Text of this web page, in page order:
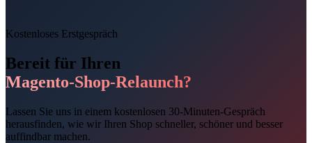
Kostenloses Erstgespräch
Bereit für Ihren
Magento-Shop-Relaunch?
Lassen Sie uns in einem kostenlosen 30-Minuten-Gespräch
herausfinden, wie wir Ihren Shop schneller, schöner und besser
auffindbar machen.